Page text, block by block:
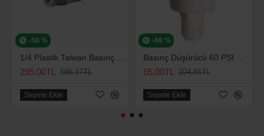
-50 %
295,00TL 585,17TL
Sepete Ekle
-68 %
65,00TL 204,81TL
Sepete Ekle